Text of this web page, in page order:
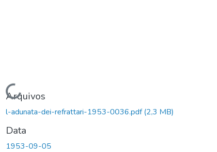
Carregando...
Arquivos
l-adunata-dei-refrattari-1953-0036.pdf(2,3 MB)
Data
1953-09-05